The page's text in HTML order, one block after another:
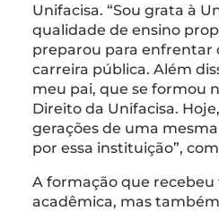
Unifacisa. “Sou grata à
qualidade de ensino
preparou para enfrentar
carreira pública. Além
meu pai, que se formou
Direito da Unifacisa.
gerações de uma
por essa instituição”,
A formação que recebeu
acadêmica, mas